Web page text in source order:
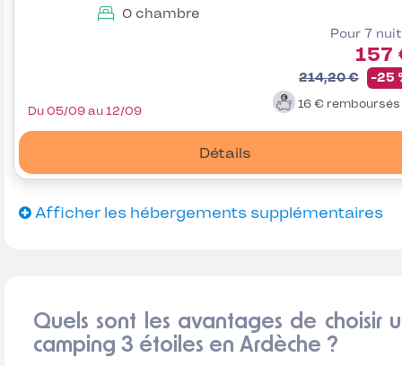
0 chambre
Pour 7
157
214,20 € -25
16 € remboursés
Détails
Du 05/09 au 12/09
Afficher les hébergements supplémentaires
Quels sont les avantages de choisir
camping 3 étoiles en Ardèche ?